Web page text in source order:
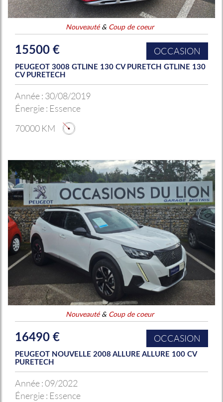
Nouveauté& Coup de coeur
15500 € OCCASION
PEUGEOT 3008 GTLINE 130 CV PURETCH GTLINE 130
CV PURETECH
Année : 30/08/2019
Énergie : Essence
70000 KM
Nouveauté& Coup de coeur
16490 € OCCASION
PEUGEOT NOUVELLE 2008 ALLURE ALLURE 100 CV
PURETECH
Année :09/2022
Énergie : Essence